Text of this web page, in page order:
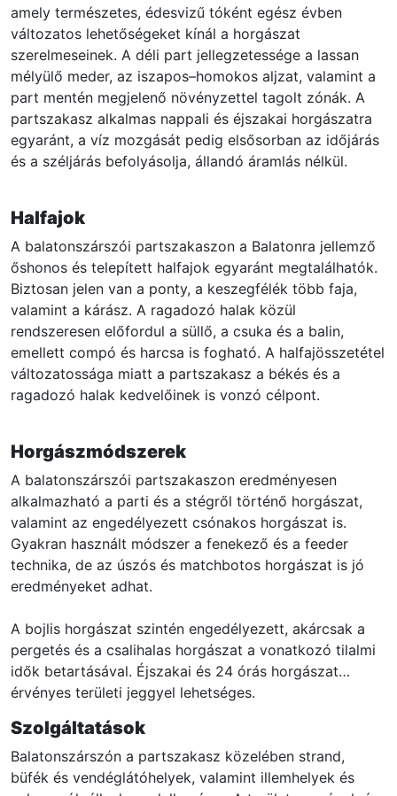
amely természetes, édesvizű tóként egész évben
változatos lehetőségeket kínál a horgászat
szerelmeseinek. A déli part jellegzetessége a lassan
mélyülő meder, az iszapos–homokos aljzat, valamint a
part mentén megjelenő növényzettel tagolt zónák. A
partszakasz alkalmas nappali és éjszakai horgászatra
egyaránt, a víz mozgását pedig elsősorban az időjárás
és a széljárás befolyásolja, állandó áramlás nélkül.
Halfajok
A balatonszárszói partszakaszon a Balatonra jellemző
őshonos és telepített halfajok egyaránt megtalálhatók.
Biztosan jelen van a ponty, a keszegfélék több faja,
valamint a kárász. A ragadozó halak közül
rendszeresen előfordul a süllő, a csuka és a balin,
emellett compó és harcsa is fogható. A halfajösszetétel
változatossága miatt a partszakasz a békés és a
ragadozó halak kedvelőinek is vonzó célpont.
Horgászmódszerek
A balatonszárszói partszakaszon eredményesen
alkalmazható a parti és a stégről történő horgászat,
valamint az engedélyezett csónakos horgászat is.
Gyakran használt módszer a fenekező és a feeder
technika, de az úszós és matchbotos horgászat is jó
eredményeket adhat.
A bojlis horgászat szintén engedélyezett, akárcsak a
pergetés és a csalihalas horgászat a vonatkozó tilalmi
idők betartásával. Éjszakai és 24 órás horgászat
érvényes területi jeggyel lehetséges.
Szolgáltatások
Balatonszárszón a partszakasz közelében strand,
büfék és vendéglátóhelyek, valamint illemhelyek és